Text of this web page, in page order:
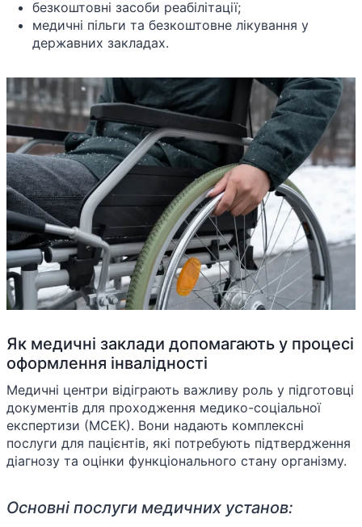
безкоштовні засоби реабілітації;
медичні пільги та безкоштовне лікування у
державних закладах.
Як медичні заклади допомагають у процесі
оформлення інвалідності
Медичні центри відіграють важливу роль у підготовці
документів для проходження медико-соціальної
експертизи (МСЕК). Вони надають комплексні
послуги для пацієнтів, які потребують підтвердження
діагнозу та оцінки функціонального стану організму.
Основні послуги медичних установ: